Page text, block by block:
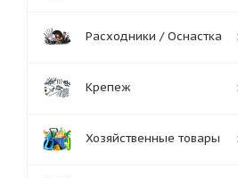
Расходники / Оснастка
Крепеж
Хозяйственные товары